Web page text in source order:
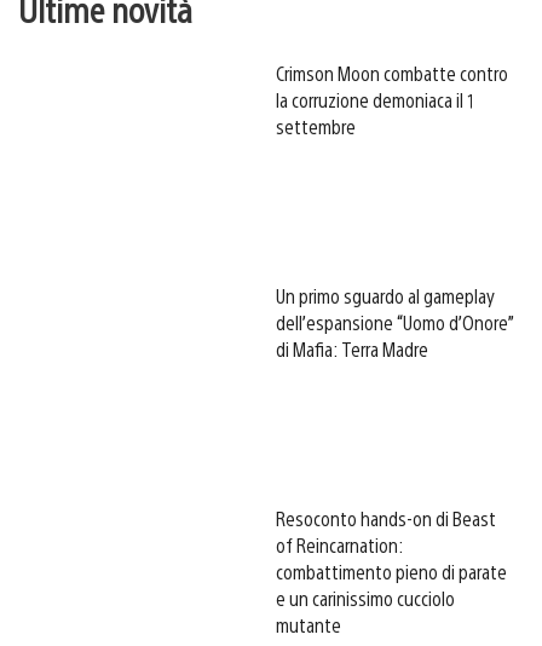
Crimson Moon combatte contro
la corruzione demoniaca il 1
settembre
Un primo sguardo al gameplay
dell’espansione “Uomo d’Onore”
di Mafia: Terra Madre
Resoconto hands-on di Beast
of Reincarnation:
combattimento pieno di parate
e un carinissimo cucciolo
mutante